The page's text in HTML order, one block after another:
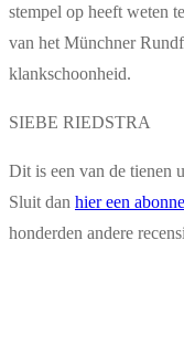
stempel op heeft weten
van het Münchner
klankschoonheid.
SIEBE RIEDSTRA
Dit is een van de tienen
Sluit dan hier een
honderden andere